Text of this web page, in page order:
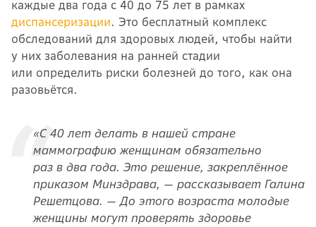
каждые два года с 40 до 75 лет в рамках
диспансеризации. Это бесплатный комплекс
обследований для здоровых людей, чтобы найти
у них заболевания на ранней стадии
или определить риски болезней до того, как она
разовьётся.
«С 40 лет делать в нашей стране
маммографию женщинам обязательно
раз в два года. Это решение, закреплённое
приказом Минздрава, — рассказывает Галина
Решетцова. — До этого возраста молодые
женщины могут проверять здоровье